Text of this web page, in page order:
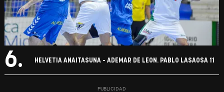
6. HELVETIA ANAITASUNA - ADEMAR DE LEON. PABLO LASAOSA 11